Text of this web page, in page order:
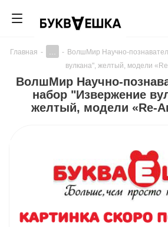
Главная - - ВолшМир Научно-
вулкана", желтый, модели
ВолшМир Научно-
набор "Извержение
желтый, модели «Re-